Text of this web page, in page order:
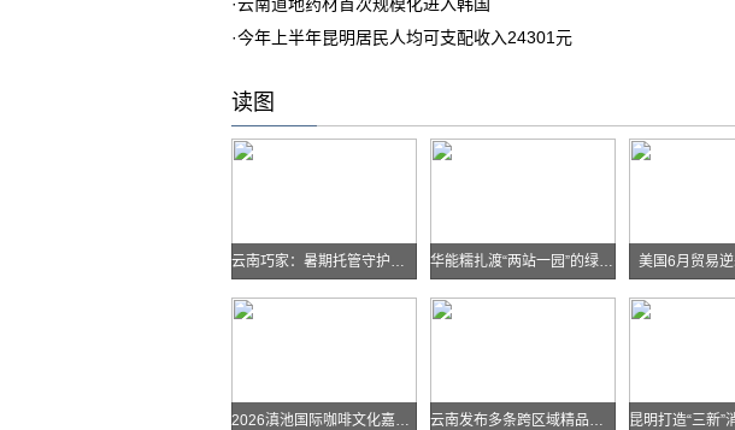
·今年上半年昆明居民人均可支配收入24301元
读图
云南巧家：暑期托管守护孩子快乐假期 华能糯扎渡“两站一园”的绿色实践 美国6月贸易
2026滇池国际咖啡文化嘉年华怎么去？最全交通攻略戳进来→ 云南发布多条跨区域精品自驾线路